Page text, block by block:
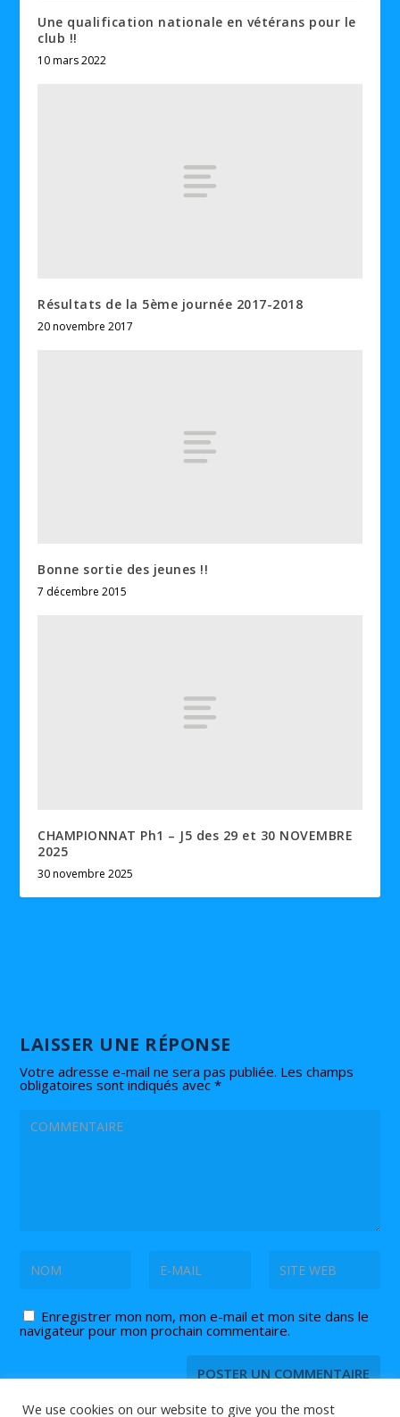
Une qualification nationale en vétérans pour le
club !!
10 mars 2022
Résultats de la 5ème journée 2017-2018
20 novembre 2017
Bonne sortie des jeunes !!
7 décembre 2015
CHAMPIONNAT Ph1 – J5 des 29 et 30 NOVEMBRE
2025
30 novembre 2025
LAISSER UNE RÉPONSE
Votre adresse e-mail ne sera pas publiée. Les champs
obligatoires sont indiqués avec*
Enregistrer mon nom, mon e-mail et mon site dans le
navigateur pour mon prochain commentaire.
We use cookies on our website to give you the most